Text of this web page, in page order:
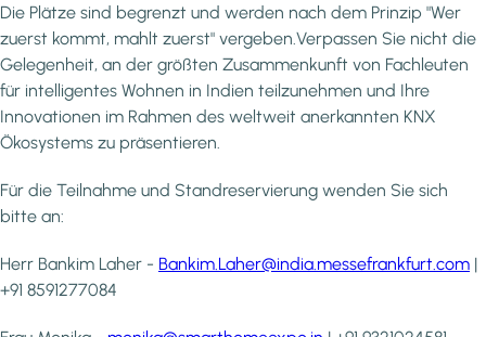
Die Plätze sind begrenzt und werden nach dem Prinzip "Wer
zuerst kommt, mahlt zuerst" vergeben.Verpassen Sie nicht die
Gelegenheit, an der größten Zusammenkunft von Fachleuten
für intelligentes Wohnen in Indien teilzunehmen und Ihre
Innovationen im Rahmen des weltweit anerkannten KNX
Ökosystems zu präsentieren.
Für die Teilnahme und Standreservierung wenden Sie sich
bitte an:
Herr Bankim Laher - Bankim.Laher@india.messefrankfurt.com |
+91 8591277084